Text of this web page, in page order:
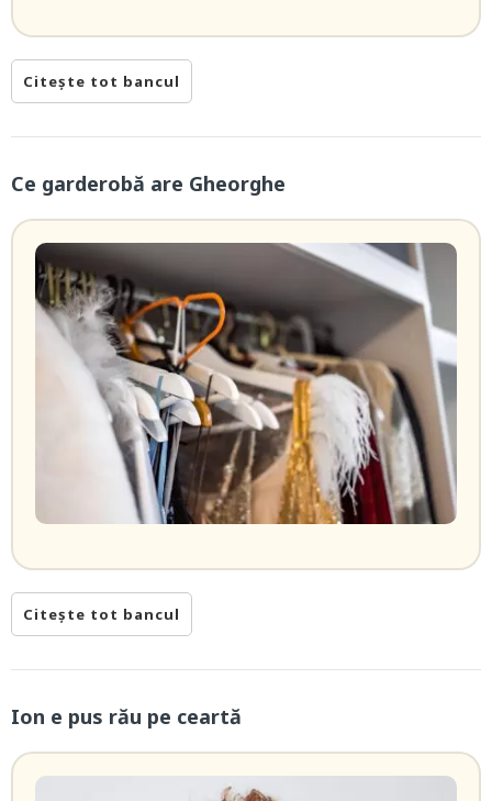
Citește tot bancul
Ce garderobă are Gheorghe
Citește tot bancul
Ion e pus rău pe ceartă